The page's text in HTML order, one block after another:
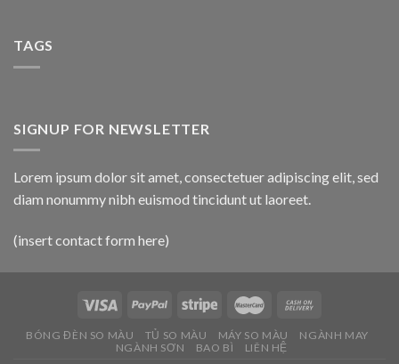
TAGS
SIGNUP FOR NEWSLETTER
Lorem ipsum dolor sit amet, consectetuer adipiscing elit, sed
diam nonummy nibh euismod tincidunt ut laoreet.
(insert contact form here)
BÓNG ĐÈN SO MÀU TỦ SO MÀU MÁY SO MÀU
NGÀNH MAY
NGÀNH SƠN
BAO BÌ LIÊN HỆ